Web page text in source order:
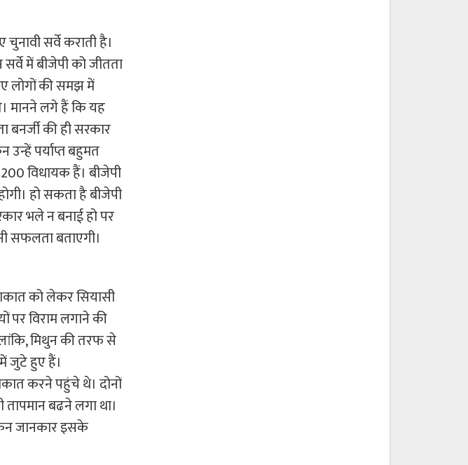
सर्वे कराती है।
में बीजेपी को जीतता
लोगों की समझ में
मानने लगे हैं कि यह
की ही सरकार
पर्याप्त बहुमत
विधायक हैं। बीजेपी
हो सकता है बीजेपी
भले न बनाई हो पर
सफलता बताएगी।
को लेकर सियासी
पर विराम लगाने की
मिथुन की तरफ से
जुटे हुए हैं।
करने पहुंचे थे। दोनों
बढने लगा था।
जानकार इसके